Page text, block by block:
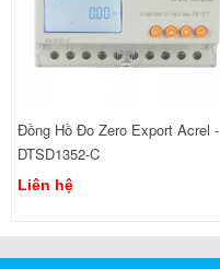
Đồng Hồ Đo Zero Export Acrel -
DTSD1352-C
Liên hệ